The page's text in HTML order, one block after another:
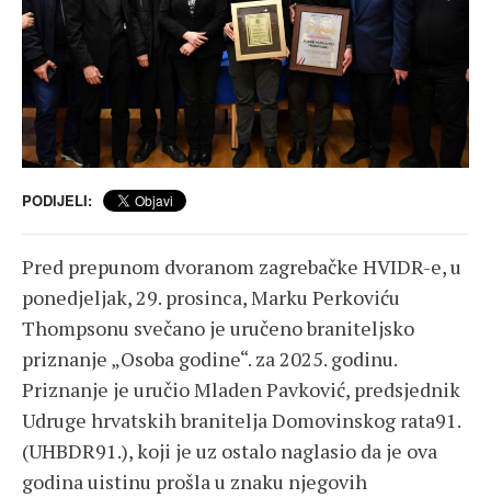
PODIJELI:
Pred prepunom dvoranom zagrebačke HVIDR-e, u
ponedjeljak, 29. prosinca, Marku Perkoviću
Thompsonu svečano je uručeno braniteljsko
priznanje „Osoba godine“. za 2025. godinu.
Priznanje je uručio Mladen Pavković, predsjednik
Udruge hrvatskih branitelja Domovinskog rata91.
(UHBDR91.), koji je uz ostalo naglasio da je ova
godina uistinu prošla u znaku njegovih